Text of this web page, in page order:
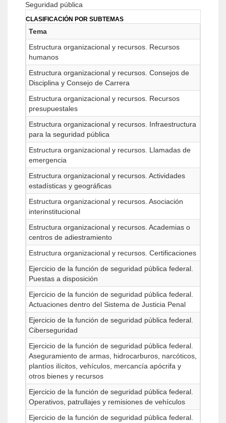
Seguridad pública
CLASIFICACIÓN POR SUBTEMAS
Tema
Estructura organizacional y recursos. Recursos
humanos
Estructura organizacional y recursos. Consejos de
Disciplina y Consejo de Carrera
Estructura organizacional y recursos. Recursos
presupuestales
Estructura organizacional y recursos. Infraestructura
para la seguridad pública
Estructura organizacional y recursos. Llamadas de
emergencia
Estructura organizacional y recursos. Actividades
estadísticas y geográficas
Estructura organizacional y recursos. Asociación
interinstitucional
Estructura organizacional y recursos. Academias o
centros de adiestramiento
Estructura organizacional y recursos. Certificaciones
Ejercicio de la función de seguridad pública federal.
Puestas a disposición
Ejercicio de la función de seguridad pública federal.
Actuaciones dentro del Sistema de Justicia Penal
Ejercicio de la función de seguridad pública federal.
Ciberseguridad
Ejercicio de la función de seguridad pública federal.
Aseguramiento de armas, hidrocarburos, narcóticos,
plantíos ilícitos, vehículos, mercancía apócrifa y
otros bienes y recursos
Ejercicio de la función de seguridad pública federal.
Operativos, patrullajes y remisiones de vehículos
Ejercicio de la función de seguridad pública federal.